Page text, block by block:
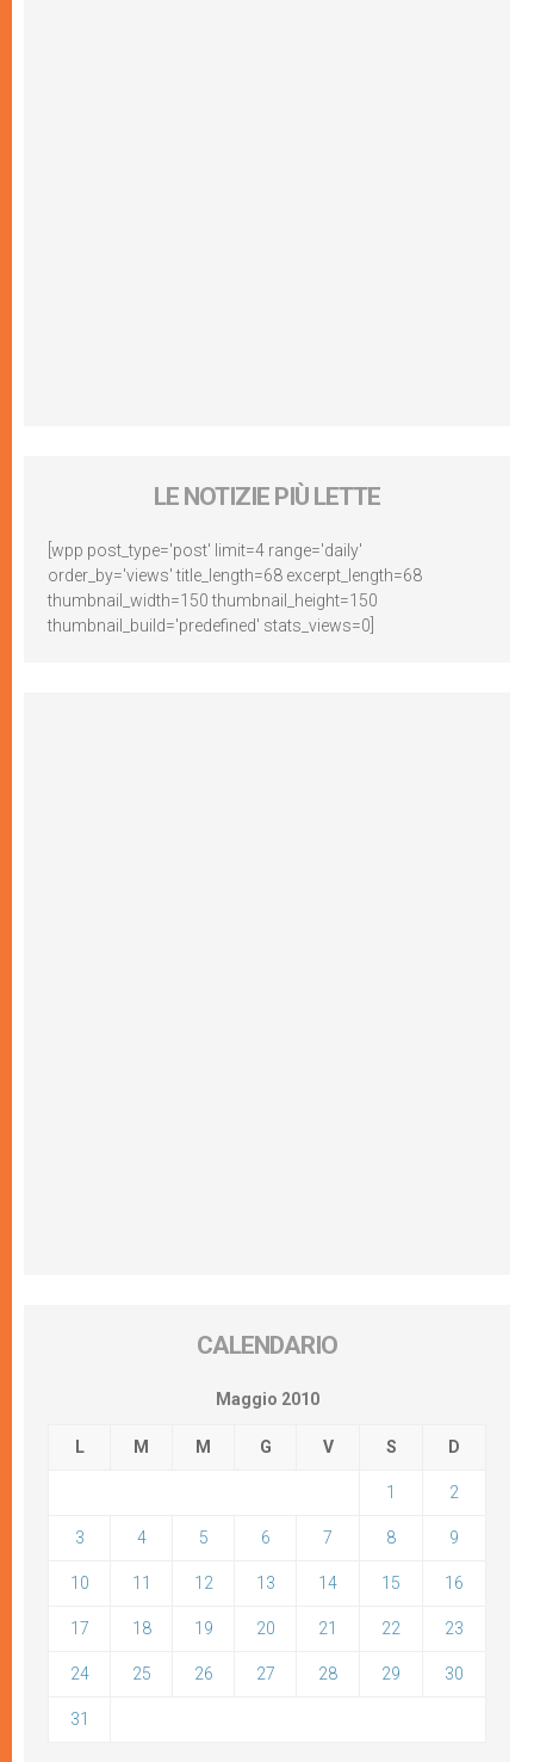
LE NOTIZIE PIÙ LETTE
[wpp post_type='post' limit=4 range='daily'
order_by='views' title_length=68 excerpt_length=68
thumbnail_width=150 thumbnail_height=150
thumbnail_build='predefined' stats_views=0]
CALENDARIO
Maggio 2010
L M M G V S D
1 2
3 4 5 6 7 8 9
10 11 12 13 14 15 16
17 18 19 20 21 22 23
24 25 26 27 28 29 30
31